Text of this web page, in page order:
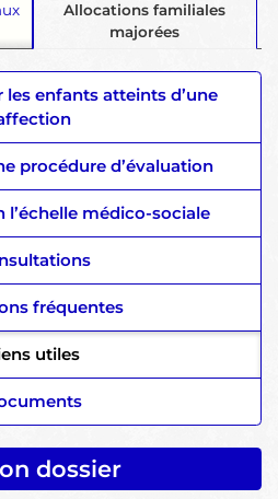
Allocations familiales
majorées
enfants atteints d’une
procédure d’évaluation
l’échelle médico-sociale
fréquentes
utiles
dossier